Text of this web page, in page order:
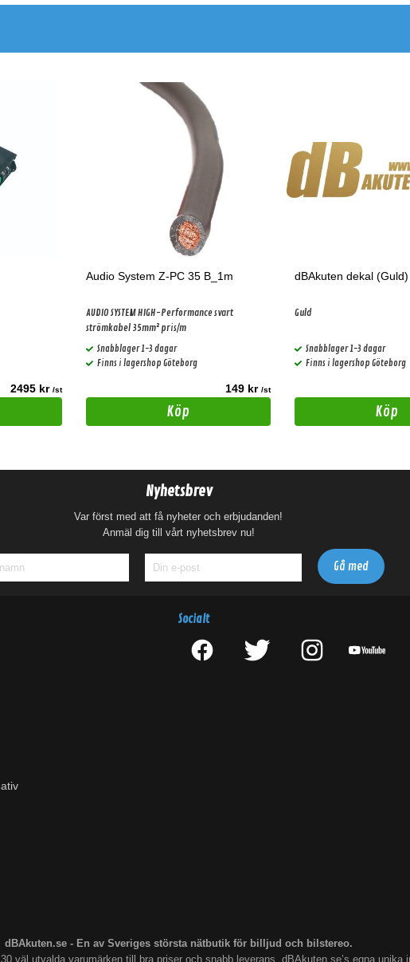
2495 kr /st
Audio System Z-PC 35 B_1m
AUDIO SYSTEM HIGH-Performance svart
strömkabel 35mm² pris/m
Snabblager 1-3 dagar
Finns i lagershop Göteborg
149 kr /st
Köp
dBAkuten dekal (Guld)
Guld
Snabblager 1-3 dagar
Finns i lagershop Göteborg
Köp
Nyhetsbrev
Var först med att få nyheter och erbjudanden!
Anmäl dig till vårt nyhetsbrev nu!
Socialt
dBAkuten.se - En av Sveriges största nätbutik för billjud och bilstereo.
väl utvalda varumärken till bra priser och snabb leverans. dBAkuten.se’s egna unika